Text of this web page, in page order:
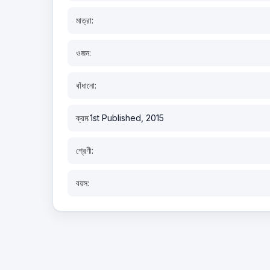
মাত্রা:
ওজন:
বাঁধানো:
ক্রম:1st Published, 2015
শ্রেণী:
বয়স: